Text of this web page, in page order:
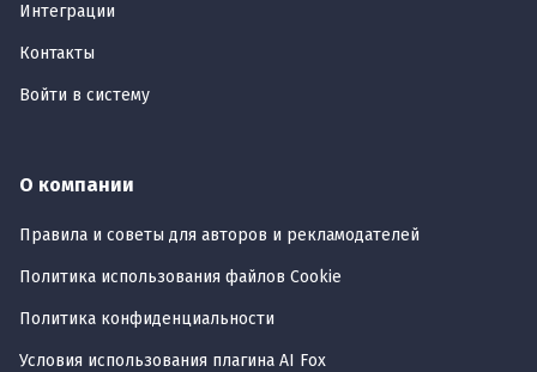
Интеграции
Контакты
Войти в систему
О компании
Правила и советы для авторов и рекламодателей
Политика использования файлов Cookie
Политика конфиденциальности
Условия использования плагина AI Fox